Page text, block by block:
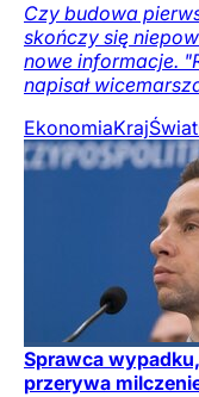
Czy budowa
skończy się
nowe informacje.
napisał
EkonomiaKrajŚwiat
Sprawca
przerywa